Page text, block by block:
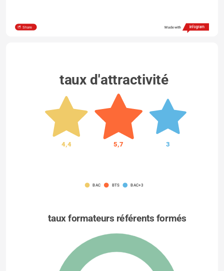
Share Made with
4,4 5,7 3
BAC BTS BAC+3
taux d'attractivité
taux formateurs référents formés